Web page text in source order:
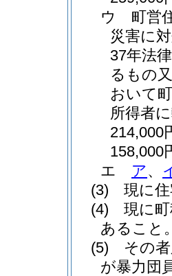
ウ
町営
災害に
37年法
るもの
おいて
所得者
214,000
158,000
エ
ア、
(3)
現に
(4)
現に
あること
(5)
その
が暴力団